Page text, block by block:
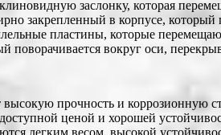
заслонку, которая
закрепленный в корпусе, который
пластины, которые
вокруг оси,
прочность и коррозионную
ценой и хорошей